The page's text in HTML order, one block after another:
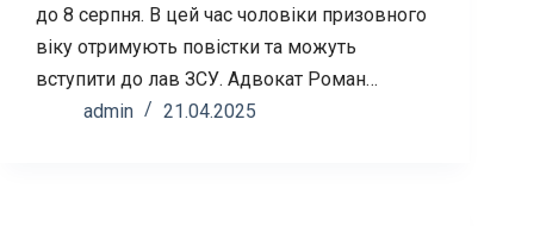
до 8 серпня. В цей час чоловіки призовного
віку отримують повістки та можуть
вступити до лав ЗСУ. Адвокат Роман…
admin
21.04.2025